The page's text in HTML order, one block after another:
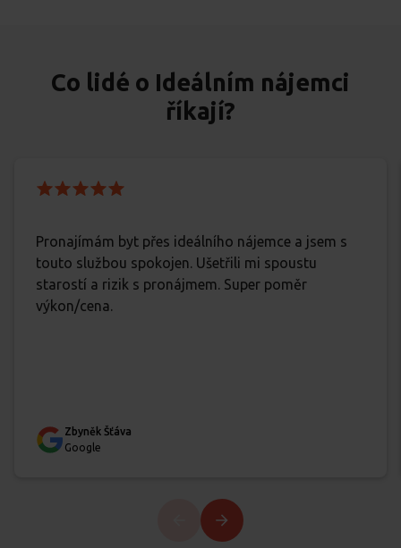
Co lidé o Ideálním nájemci
říkají?
Pronajímám byt přes ideálního nájemce a jsem s
touto službou spokojen. Ušetřili mi spoustu
starostí a rizik s pronájmem. Super poměr
výkon/cena.
Zbyněk Šťáva
Google